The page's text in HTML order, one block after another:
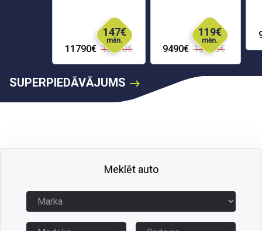
11790€ 16290€
147€
mēn.
9490€ 13690€
119€
mēn.
SUPERPIEDĀVĀJUMS
Meklēt auto